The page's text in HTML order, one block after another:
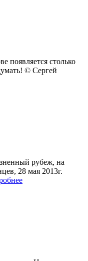
появляется столько
© Сергей
рубеж, на
28 мая 2013г.